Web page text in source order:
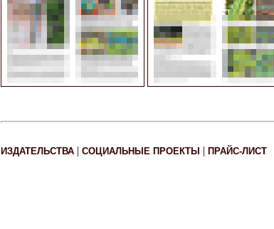
ИЗДАТЕЛЬСТВА | СОЦИАЛЬНЫЕ ПРОЕКТЫ | ПРАЙС-ЛИСТ